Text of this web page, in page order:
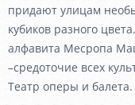
придают улицам
кубиков разного
алфавита Месропа
–средоточие всех
Театр оперы и